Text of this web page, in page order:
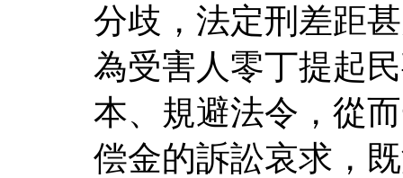
分歧，法定刑差距
為受害人零丁提起
本、規避法令，從
偿金的訴訟哀求，